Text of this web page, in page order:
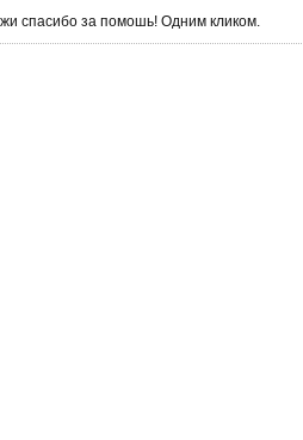
спасибо за помошь! Одним кликом.